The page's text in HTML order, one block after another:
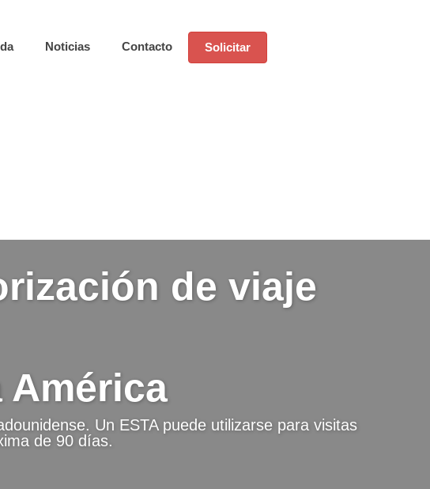
Noticias Contacto Solicitar
de viaje
Un ESTA puede utilizarse para visitas
de 90 días.